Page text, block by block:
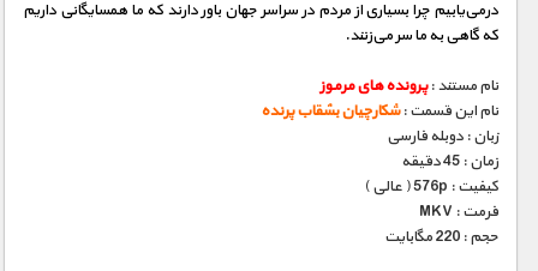
درمی‌یابیم چرا بسیاری از مردم در سراسر جهان باور دارند که ما همسایگانی داریم
که گاهی به ما سر می‌زنند.
نام مستند :پرونده های مرموز
نام این قسمت :شکارچیان بشقاب پرنده
زبان : دوبله فارسی
زمان : 45 دقیقه
کیفیت : 576p ( عالی )
فرمت : MKV
حجم : 220 مگابایت